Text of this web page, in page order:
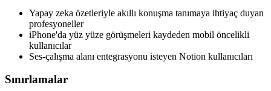
Yapay zeka özetleriyle akıllı konuşma tanımaya ihtiyaç duyan
profesyoneller
iPhone'da yüz yüze görüşmeleri kaydeden mobil öncelikli
kullanıcılar
Ses-çalışma alanı entegrasyonu isteyen Notion kullanıcıları
Sınırlamalar